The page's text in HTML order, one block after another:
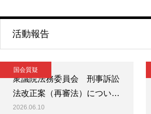
活動報告
国会質疑
衆議院法務委員会 刑事訴訟
法改正案（再審法）につい…
2026.06.10